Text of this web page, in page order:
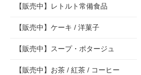
【販売中】レトルト常備食品
【販売中】ケーキ / 洋菓子
【販売中】スープ・ポタージュ
【販売中】お茶 / 紅茶 / コーヒー